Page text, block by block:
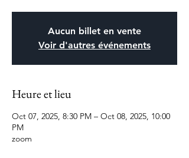
Aucun billet en vente
Voir d'autres événements
Heure et lieu
Oct 07, 2025, 8:30 PM – Oct 08, 2025, 10:00
PM
zoom